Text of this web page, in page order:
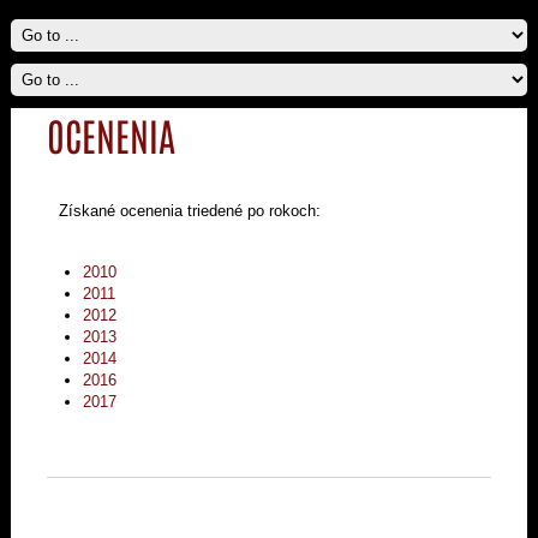
OCENENIA
Získané ocenenia triedené po rokoch:
2010
2011
2012
2013
2014
2016
2017